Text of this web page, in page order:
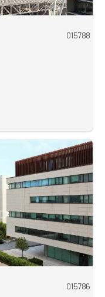
015788
015786